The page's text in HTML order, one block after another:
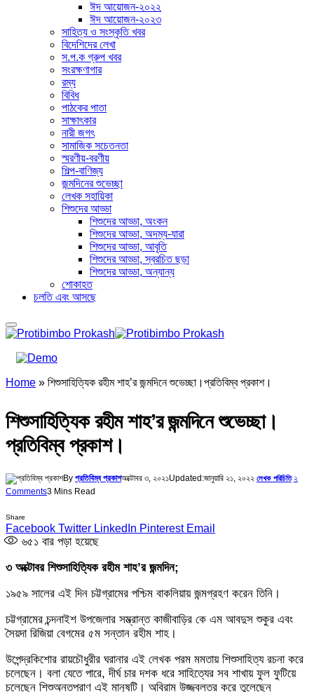
ঈদ আয়োজন-২০২২
ঈদ আয়োজন-২০২৩
সাহিত্য ও সংস্কৃতি খবর
বিদেশিদের লেখা
স.প.ক গ্রুপ খবর
সংরক্ষণাগার
রম্য
বিবিধ
পাঠকের পাতা
সাক্ষাৎকার
নারী জগৎ
সামাজিক সচেতনতা
স্মরণীয়-বরণীয়
শিল্প-বাণিজ্য
জন্মদিনের শুভেচ্ছা
লেখক সহায়িকা
শিশুদের আড্ডা
শিশুদের আড্ডা, অংকন
শিশুদের আড্ডা, অদম্য-যারা
শিশুদের আড্ডা, আবৃতি
শিশুদের আড্ডা, স্বরচিত ছড়া
শিশুদের আড্ডা, অন্যান্য
শোকাহত
চলতি এবং আসছে
Home » শিশুসাহিত্যিক রহীম শাহ’র জন্মদিনে শুভেচ্ছা।প্রতিবিম্ব প্রকাশ।
শিশুসাহিত্যিক রহীম শাহ’র জন্মদিনে শুভেচ্ছা।
প্রতিবিম্ব প্রকাশ।
By প্রতিবিম্ব প্রকাশঅক্টোবর ৩, ২০২১Updated:জানুয়ারি ২১, ২০২২ লেখক পরিচিতি ২
Comments3 Mins Read
Share
Facebook Twitter LinkedIn Pinterest Email
৬৫১ বার পড়া হয়েছে
৩ অক্টোবর শিশুসাহিত্যিক রহীম শাহ’র জন্মদিন;
১৯৫৯ সালের এই দিন চট্টগ্রামের পশ্চিম বাকলিয়ায় জন্মগ্রহণ করেন তিনি।
চট্টগ্রামের চন্দনাইশ উপজেলার সম্ভ্রান্ত কাজীবাড়ির কে এম আবদুস শুকুর এবং
সৈয়দা রিজিয়া বেগমের ৫ম সন্তান রহীম শাহ।
উপেন্দ্রকিশোর রায়চৌধুরীর ঘরানার এই লেখক পরম মমতায় শিশুসাহিত্য রচনা করে
চলেছেন। বলা যেতে পারে, দীর্ঘ চার দশক ধরে সাহিত্যের সব শাখায় ফুল ফুটিয়ে
চলেছেন শিশুঅন্তপ্রাণ এই মানুষটি। অবিরাম উজ্জ্বলতর করে তুলেছেন